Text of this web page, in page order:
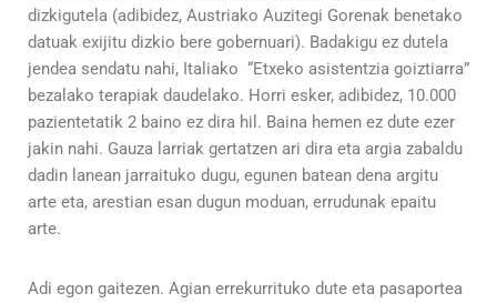
dizkigutela (adibidez, Austriako Auzitegi Gorenak benetako
datuak exijitu dizkio bere gobernuari). Badakigu ez dutela
jendea sendatu nahi, Italiako “Etxeko asistentzia goiztiarra”
bezalako terapiak daudelako. Horri esker, adibidez, 10.000
pazientetatik 2 baino ez dira hil. Baina hemen ez dute ezer
jakin nahi. Gauza larriak gertatzen ari dira eta argia zabaldu
dadin lanean jarraituko dugu, egunen batean dena argitu
arte eta, arestian esan dugun moduan, errudunak epaitu
arte.
Adi egon gaitezen. Agian errekurrituko dute eta pasaportea